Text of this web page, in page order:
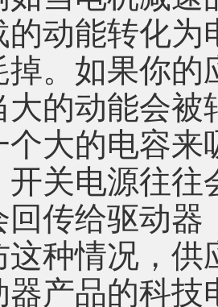
动能转化
掉。如果你
的动能会
个大的电容
开关电源往
回传给驱动
这种情况，
器产品的科